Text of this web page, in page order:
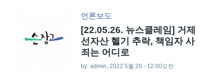
언론보도
[22.05.26. 뉴스클레임] 거제
선자산 헬기 추락, 책임자 사
죄는 어디로
by: admin , 2022 5월 26 - 12:00오전